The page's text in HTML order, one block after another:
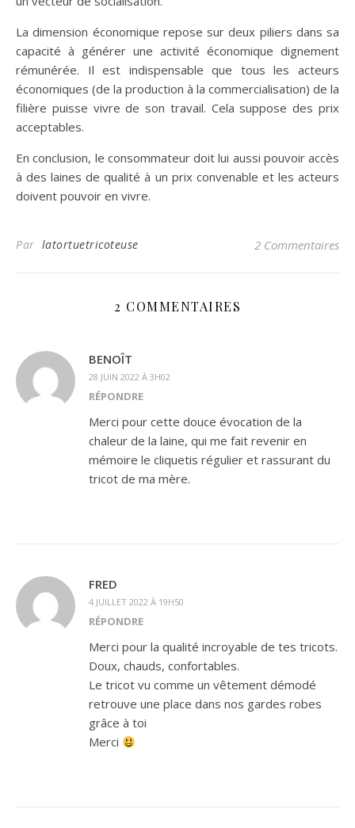
La dimension économique repose sur deux piliers dans sa
capacité à générer une activité économique dignement
rémunérée. Il est indispensable que tous les acteurs
économiques (de la production à la commercialisation) de la
filière puisse vivre de son travail. Cela suppose des prix
acceptables.
En conclusion, le consommateur doit lui aussi pouvoir accès
à des laines de qualité à un prix convenable et les acteurs
doivent pouvoir en vivre.
Par latortuetricoteuse 2 Commentaires
2 COMMENTAIRES
BENOÎT
28 JUIN 2022 À 3H02
RÉPONDRE
Merci pour cette douce évocation de la
chaleur de la laine, qui me fait revenir en
mémoire le cliquetis régulier et rassurant du
tricot de ma mère.
FRED
4 JUILLET 2022 À 19H50
RÉPONDRE
Merci pour la qualité incroyable de tes tricots.
Doux, chauds, confortables.
Le tricot vu comme un vêtement démodé
retrouve une place dans nos gardes robes
grâce à toi
Merci